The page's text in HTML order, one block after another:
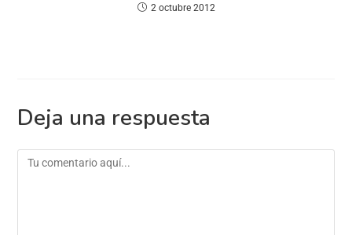
2 octubre 2012
Deja una respuesta